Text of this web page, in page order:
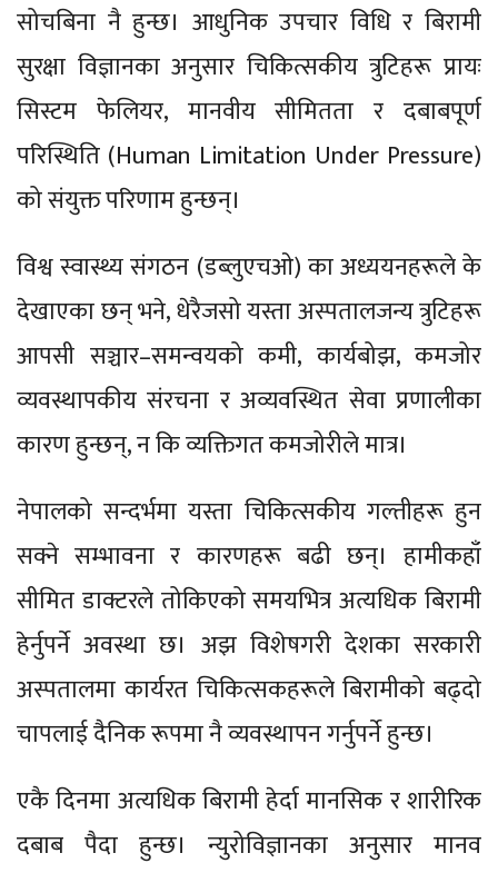
सोचबिना नै हुन्छ। आधुनिक उपचार विधि र बिरामी
सुरक्षा विज्ञानका अनुसार चिकित्सकीय त्रुटिहरू प्रायः
सिस्टम फेलियर, मानवीय सीमितता र दबाबपूर्ण
परिस्थिति (Human Limitation Under Pressure)
को संयुक्त परिणाम हुन्छन्।
विश्व स्वास्थ्य संगठन (डब्लुएचओ) का अध्ययनहरूले के
देखाएका छन् भने, धेरैजसो यस्ता अस्पतालजन्य त्रुटिहरू
आपसी सञ्चार–समन्वयको कमी, कार्यबोझ, कमजोर
व्यवस्थापकीय संरचना र अव्यवस्थित सेवा प्रणालीका
कारण हुन्छन्, न कि व्यक्तिगत कमजोरीले मात्र।
नेपालको सन्दर्भमा यस्ता चिकित्सकीय गल्तीहरू हुन
सक्ने सम्भावना र कारणहरू बढी छन्। हामीकहाँ
सीमित डाक्टरले तोकिएको समयभित्र अत्यधिक बिरामी
हेर्नुपर्ने अवस्था छ। अझ विशेषगरी देशका सरकारी
अस्पतालमा कार्यरत चिकित्सकहरूले बिरामीको बढ्दो
चापलाई दैनिक रूपमा नै व्यवस्थापन गर्नुपर्ने हुन्छ।
एकै दिनमा अत्यधिक बिरामी हेर्दा मानसिक र शारीरिक
दबाब पैदा हुन्छ। न्युरोविज्ञानका अनुसार मानव